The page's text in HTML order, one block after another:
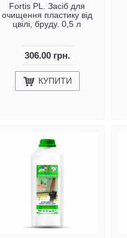
Fortis PL. Засіб для
очищення пластику від
цвілі, бруду. 0,5 л
306.00 грн.
КУПИТИ